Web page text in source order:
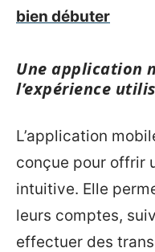
bien débuter
Une application
l’expérience
L’application
conçue pour offrir
intuitive. Elle
leurs comptes,
effectuer des